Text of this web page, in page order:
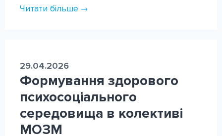
Читати більше
29.04.2026
Формування здорового
психосоціального
середовища в колективі
МОЗМ